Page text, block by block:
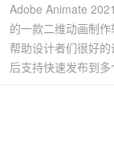
Adobe Animate
的一款二维动画制
帮助设计者们很好
后支持快速发布到